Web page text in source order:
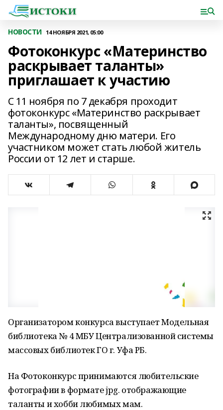
НОВОСТИ 14 НОЯБРЯ 2021, 05:00
Фотоконкурс «Материнство
раскрывает таланты»
приглашает к участию
С 11 ноября по 7 декабря проходит
фотоконкурс «Материнство раскрывает
таланты», посвященный
Международному дню матери. Его
участником может стать любой житель
России от 12 лет и старше.
Организатором конкурса выступает Модельная
библиотека № 4 МБУ Централизованной системы
массовых библиотек ГО г. Уфа РБ.
На Фотоконкурс принимаются любительские
фотографии в формате jpg. отображающие
таланты и хобби любимых мам.